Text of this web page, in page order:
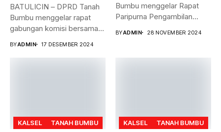
BATULICIN – DPRD Tanah
Bumbu menggelar rapat
gabungan komisi bersama
BYADMIN 17 DESEMBER 2024
Bumbu menggelar Rapat
Paripurna Pengambilan
BYADMIN 28 NOVEMBER 2024
KALSEL TANAH BUMBU KALSEL TANAH BUMBU